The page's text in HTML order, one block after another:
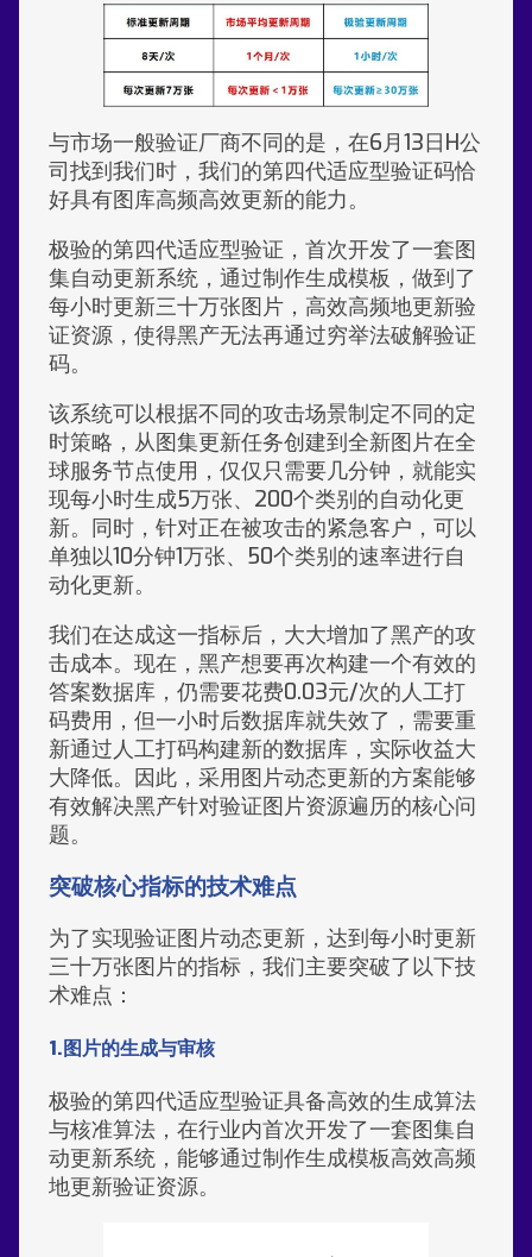
与市场一般验证厂商不同的是，在6月13日H公
司找到我们时，我们的第四代适应型验证码恰
好具有图库高频高效更新的能力。
极验的第四代适应型验证，首次开发了一套图
集自动更新系统，通过制作生成模板，做到了
每小时更新三十万张图片，高效高频地更新验
证资源，使得黑产无法再通过穷举法破解验证
码。
该系统可以根据不同的攻击场景制定不同的定
时策略，从图集更新任务创建到全新图片在全
球服务节点使用，仅仅只需要几分钟，就能实
现每小时生成5万张、200个类别的自动化更
新。同时，针对正在被攻击的紧急客户，可以
单独以10分钟1万张、50个类别的速率进行自
动化更新。
我们在达成这一指标后，大大增加了黑产的攻
击成本。现在，黑产想要再次构建一个有效的
答案数据库，仍需要花费0.03元/次的人工打
码费用，但一小时后数据库就失效了，需要重
新通过人工打码构建新的数据库，实际收益大
大降低。因此，采用图片动态更新的方案能够
有效解决黑产针对验证图片资源遍历的核心问
题。
突破核心指标的技术难点
为了实现验证图片动态更新，达到每小时更新
三十万张图片的指标，我们主要突破了以下技
术难点：
1.图片的生成与审核
极验的第四代适应型验证具备高效的生成算法
与核准算法，在行业内首次开发了一套图集自
动更新系统，能够通过制作生成模板高效高频
地更新验证资源。